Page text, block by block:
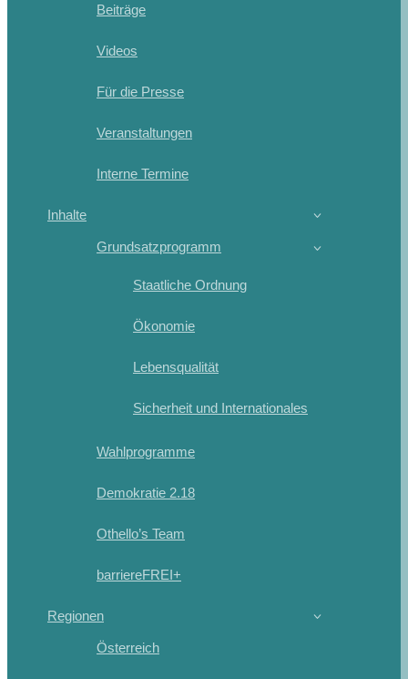
Beiträge
Videos
Für die Presse
Veranstaltungen
Interne Termine
Inhalte
Grundsatzprogramm
Staatliche Ordnung
Ökonomie
Lebensqualität
Sicherheit und Internationales
Wahlprogramme
Demokratie 2.18
Othello’s Team
barriereFREI+
Regionen
Österreich